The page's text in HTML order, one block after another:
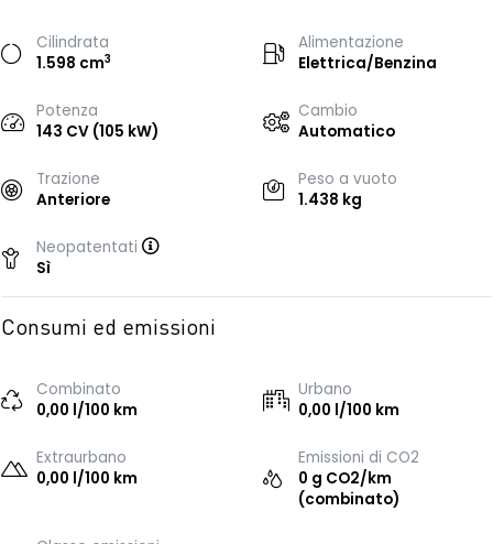
Cilindrata
1.598 cm3
Alimentazione
Elettrica/Benzina
Potenza
143 CV (105 kW)
Cambio
Automatico
Trazione
Anteriore
Peso a vuoto
1.438 kg
Neopatentati
Sì
Consumi ed emissioni
Combinato
0,00 l/100 km
Urbano
0,00 l/100 km
Extraurbano
0,00 l/100 km
Emissioni di CO2
0 g CO2/km
(combinato)